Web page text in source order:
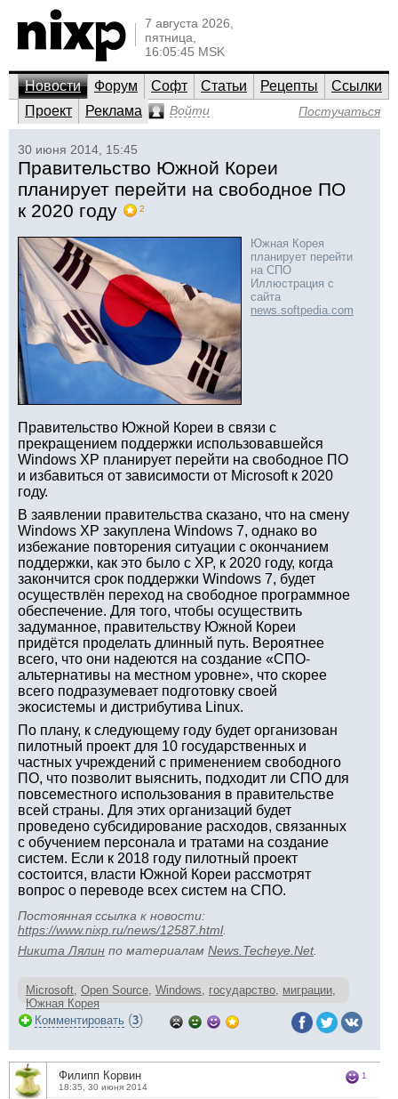
7 августа 2026,
пятница,
16:05:45 MSK
Новости Форум Софт Статьи Рецепты
Ссылки
Проект
Реклама Войти Постучаться
30 июня 2014, 15:45
Правительство Южной Кореи
планирует перейти на свободное ПО
к 2020 году
2
Южная Корея
планирует перейти
на СПО
Иллюстрация с
сайта
news.softpedia.com
Правительство Южной Кореи в связи с
прекращением поддержки использовавшейся
Windows XP планирует перейти на свободное ПО
и избавиться от зависимости от Microsoft к 2020
году.
В заявлении правительства сказано, что на смену
Windows XP закуплена Windows 7, однако во
избежание повторения ситуации с окончанием
поддержки, как это было с XP, к 2020 году, когда
закончится срок поддержки Windows 7, будет
осуществлён переход на свободное программное
обеспечение. Для того, чтобы осуществить
задуманное, правительству Южной Кореи
придётся проделать длинный путь. Вероятнее
всего, что они надеются на создание «СПО-
альтернативы на местном уровне», что скорее
всего подразумевает подготовку своей
экосистемы и дистрибутива Linux.
По плану, к следующему году будет организован
пилотный проект для 10 государственных и
частных учреждений с применением свободного
ПО, что позволит выяснить, подходит ли СПО для
повсеместного использования в правительстве
всей страны. Для этих организаций будет
проведено субсидирование расходов, связанных
с обучением персонала и тратами на создание
систем. Если к 2018 году пилотный проект
состоится, власти Южной Кореи рассмотрят
вопрос о переводе всех систем на СПО.
Постоянная ссылка к новости:
https://www.nixp.ru/news/12587.html.
Никита Лялин по материалам News.Techeye.Net.
Microsoft, Open Source, Windows, государство, миграции,
Южная Корея
Комментировать (3)
Филипп Корвин
18:35, 30 июня 2014
1